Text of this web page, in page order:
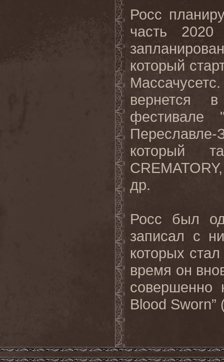
Росс
часть
который
вернется
фестивале
который
др.
Росс был
записал с
которых
время он
совершенно
Blood Sworn”